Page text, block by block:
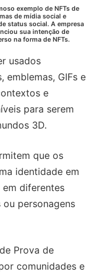
exemplo de NFTs de
de mídia social e
status social. A empresa
sua intenção de
na forma de NFTs.
usados
emblemas, GIFs e
e
para serem
3D.
que os
identidade em
diferentes
personagens
Prova de
comunidades e